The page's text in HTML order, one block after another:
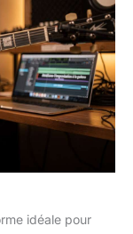
idéale pour